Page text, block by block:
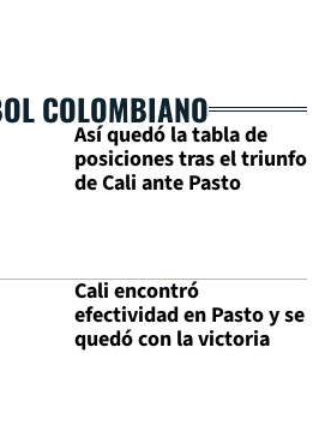
COLOMBIANO
Así quedó la tabla de
posiciones tras el triunfo
de Cali ante Pasto
Cali encontró
efectividad en Pasto y se
quedó con la victoria